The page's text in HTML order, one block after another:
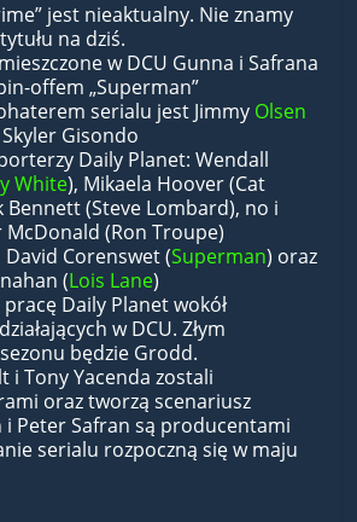
jest nieaktualny. Nie znamy
na dziś.
w DCU Gunna i Safrana
offem „Superman”
serialu jest Jimmy Olsen
Gisondo
Daily Planet: Wendall
White), Mikaela Hoover (Cat
Bennett (Steve Lombard), no i
(Ron Troupe)
Corenswet (Superman) oraz
(Lois Lane)
Daily Planet wokół
w DCU. Złym
będzie Grodd.
i Tony Yacenda zostali
oraz tworzą scenariusz
i Peter Safran są producentami
serialu rozpoczną się w maju